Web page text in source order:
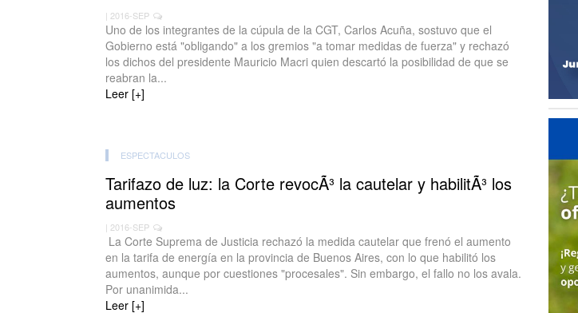
| 2016-SEP
Uno de los integrantes de la cúpula de la CGT, Carlos Acuña, sostuvo que el
Gobierno está "obligando" a los gremios "a tomar medidas de fuerza" y rechazó
los dichos del presidente Mauricio Macri quien descartó la posibilidad de que se
reabran la...
Leer [+]
ESPECTACULOS
Tarifazo de luz: la Corte revocÃ³ la cautelar y habilitÃ³ los
aumentos
| 2016-SEP
La Corte Suprema de Justicia rechazó la medida cautelar que frenó el aumento
en la tarifa de energía en la provincia de Buenos Aires, con lo que habilitó los
aumentos, aunque por cuestiones "procesales". Sin embargo, el fallo no los avala.
Por unanimida...
Leer [+]